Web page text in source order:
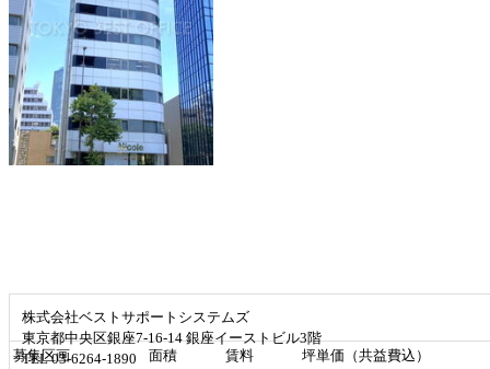
募集区画 面積 賃料 坪単価（共益費込）
株式会社ベストサポートシステムズ
東京都中央区銀座7-16-14 銀座イーストビル3階
TEL 03-6264-1890